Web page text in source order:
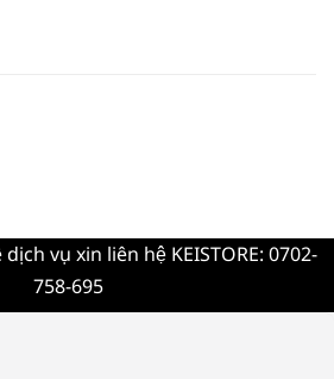
vụ xin liên hệ KEISTORE: 0702-
758-695